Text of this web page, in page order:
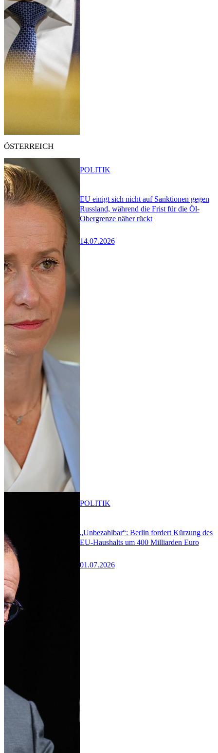
ÖSTERREICH
EU einigt sich nicht auf Sanktionen gegen
Russland, während die Frist für die Öl-
Obergrenze näher rückt
14.07.2026
POLITIK
„Unbezahlbar“: Berlin fordert Kürzung des
EU-Haushalts um 400 Milliarden Euro
01.07.2026
POLITIK